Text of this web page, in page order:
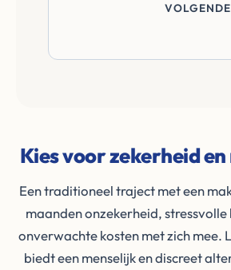
Kies voor zekerheid
Een traditioneel traject met een
maanden onzekerheid,
onverwachte kosten met zich mee.
biedt een menselijk en discreet